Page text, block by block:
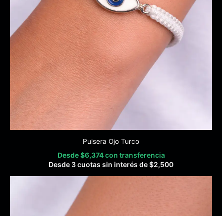
Pulsera Ojo Turco
Desde$6,374 con transferencia
Desde 3 cuotas sin interés de$2,500